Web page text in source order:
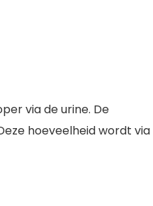
via de urine. De
hoeveelheid wordt via